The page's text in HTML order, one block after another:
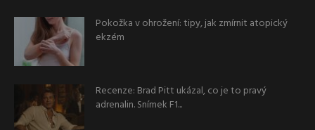
Pokožka v ohrožení: tipy, jak zmírnit atopický
ekzém
Recenze: Brad Pitt ukázal, co je to pravý
adrenalin. Snímek F1...